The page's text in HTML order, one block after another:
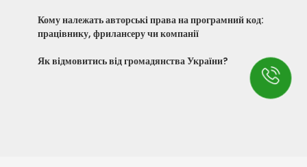
Кому належать авторські права на програмний код:
працівнику, фрилансеру чи компанії
Як відмовитись від громадянства України?